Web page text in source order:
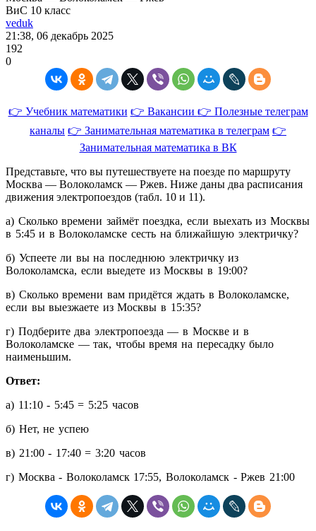
ВиС 10 класс
veduk
21:38, 06 декабрь 2025
192
0
👉 Учебник математики 👉 Вакансии 👉 Полезные телеграм
каналы 👉 Занимательная математика в телеграм 👉
Занимательная математика в ВК
Представьте, что вы путешествуете на поезде по маршруту
Москва — Волоколамск — Ржев. Ниже даны два расписания
движения электропоездов (табл. 10 и 11).
а) Сколько времени займёт поездка, если выехать из Москвы
в 5:45 и в Волоколамске сесть на ближайшую электричку?
б) Успеете ли вы на последнюю электричку из
Волоколамска, если выедете из Москвы в 19:00?
в) Сколько времени вам придётся ждать в Волоколамске,
если вы выезжаете из Москвы в 15:35?
г) Подберите два электропоезда — в Москве и в
Волоколамске — так, чтобы время на пересадку было
наименьшим.
Ответ:
а) 11:10 - 5:45 = 5:25 часов
б) Нет, не успею
в) 21:00 - 17:40 = 3:20 часов
г) Москва - Волоколамск 17:55, Волоколамск - Ржев 21:00